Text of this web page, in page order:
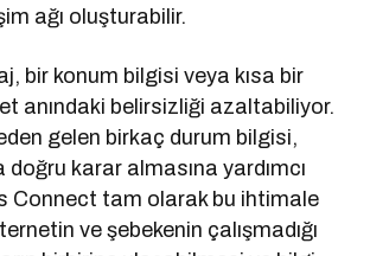
ağı oluşturabilir.
bir konum bilgisi veya kısa bir
anındaki belirsizliği azaltabiliyor.
gelen birkaç durum bilgisi,
doğru karar almasına yardımcı
Connect tam olarak bu ihtimale
ve şebekenin çalışmadığı